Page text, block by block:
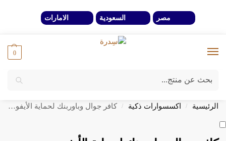
مصر السعودية الامارات
0
خصومات 40% لفترة محدوة وحتي نفاذ الكمية
الرئيسية / اكسسوارات ذكية / كافر جوال وباوربنك لحماية الأيفون وحل مشكلة نفاذ البطارية أيفون 15 pro